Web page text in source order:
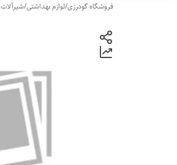
فروشگاه گودرزی/لوازم بهداشتی/شیرآلات